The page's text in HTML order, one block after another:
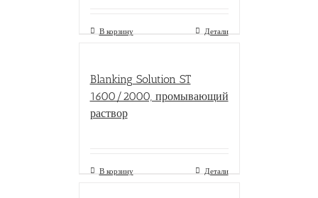
В корзину Детали
Blanking Solution ST
1600/2000, промывающий
раствор
В корзину Детали